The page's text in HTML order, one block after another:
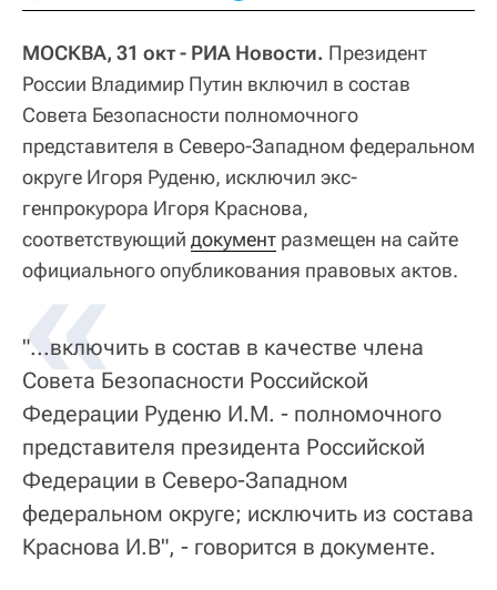
МОСКВА, 31 окт - РИА Новости. Президент
России Владимир Путин включил в состав
Совета Безопасности полномочного
представителя в Северо-Западном федеральном
округе Игоря Руденю, исключил экс-
генпрокурора Игоря Краснова,
соответствующий документ размещен на сайте
официального опубликования правовых актов.
«
"...включить в состав в качестве члена
Совета Безопасности Российской
Федерации Руденю И.М. - полномочного
представителя президента Российской
Федерации в Северо-Западном
федеральном округе; исключить из состава
Краснова И.В", - говорится в документе.